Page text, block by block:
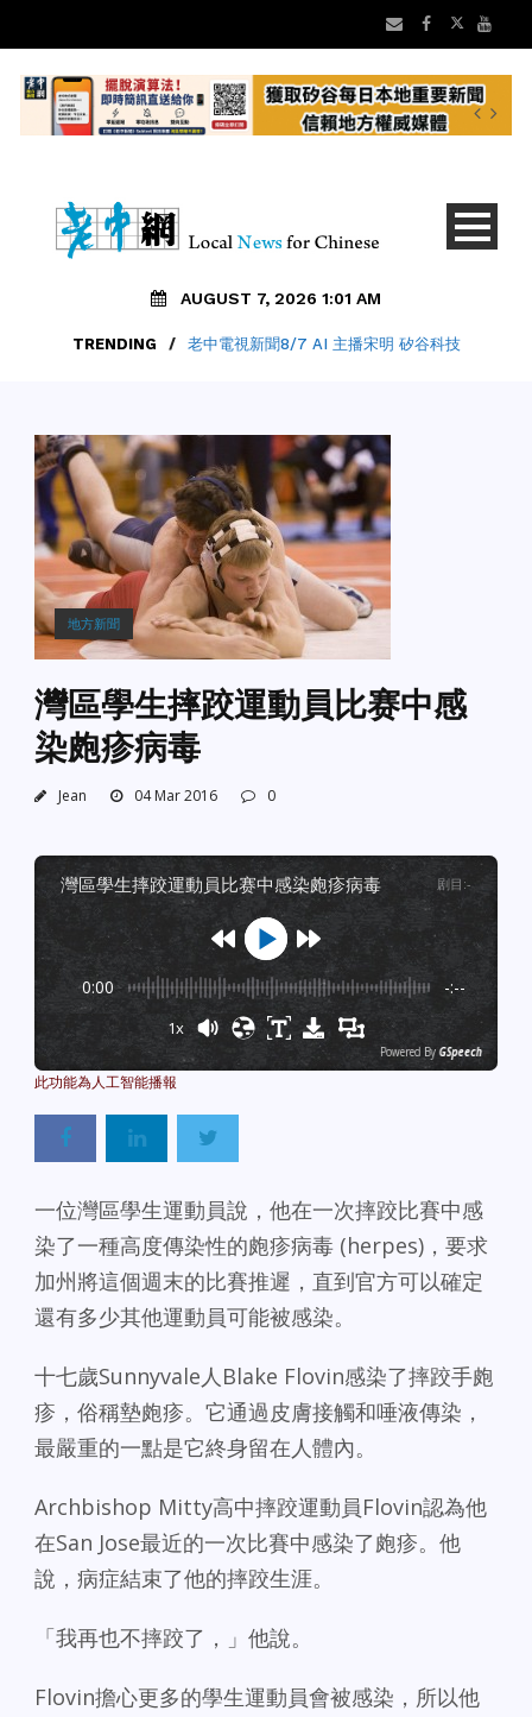
AUGUST 7, 2026 1:01 AM
TRENDING / 老中電視新聞8/7 AI 主播宋明 矽谷科技
地方新聞
灣區學生摔跤運動員比赛中感
染皰疹病毒
Jean 04 Mar 2016 0
灣區學生摔跤運動員比赛中感染皰疹病毒 剧目 :-
0:00 -:--
1x
Powered By GSpeech
一位灣區學生運動員說，他在一次摔跤比賽中感
染了一種高度傳染性的皰疹病毒 (herpes)，要求
加州將這個週末的比賽推遲 ，直到官方可以確定
還有多少其他運動員可能被感染。
十七歲Sunnyvale人Blake Flovin感染了摔跤手皰
疹，俗稱墊皰疹。它通過皮膚接觸和唾液傳染，
最嚴重的一點是它終身留在人體內。
Archbishop Mitty高中摔跤運動員Flovin認為他
在San Jose最近的一次比賽中感染了皰疹。他
說，病症結束了他的摔跤生涯。
「我再也不摔跤了，」他說。
Flovin擔心更多的學生運動員會被感染，所以他